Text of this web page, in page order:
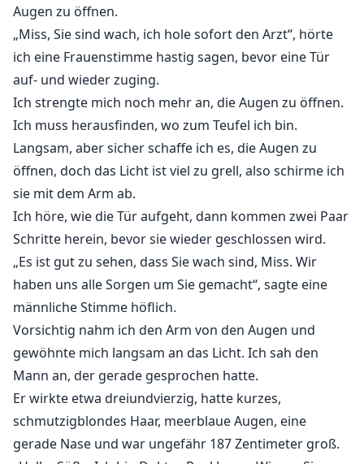
Augen zu öffnen.
„Miss, Sie sind wach, ich hole sofort den Arzt“, hörte
ich eine Frauenstimme hastig sagen, bevor eine Tür
auf- und wieder zuging.
Ich strengte mich noch mehr an, die Augen zu öffnen.
Ich muss herausfinden, wo zum Teufel ich bin.
Langsam, aber sicher schaffe ich es, die Augen zu
öffnen, doch das Licht ist viel zu grell, also schirme ich
sie mit dem Arm ab.
Ich höre, wie die Tür aufgeht, dann kommen zwei Paar
Schritte herein, bevor sie wieder geschlossen wird.
„Es ist gut zu sehen, dass Sie wach sind, Miss. Wir
haben uns alle Sorgen um Sie gemacht“, sagte eine
männliche Stimme höflich.
Vorsichtig nahm ich den Arm von den Augen und
gewöhnte mich langsam an das Licht. Ich sah den
Mann an, der gerade gesprochen hatte.
Er wirkte etwa dreiundvierzig, hatte kurzes,
schmutzigblondes Haar, meerblaue Augen, eine
gerade Nase und war ungefähr 187 Zentimeter groß.